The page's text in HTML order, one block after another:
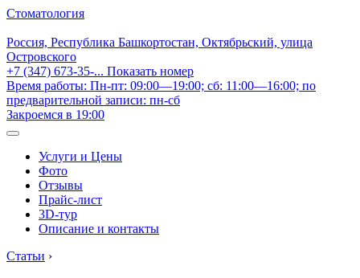
Стоматология
Россия, Республика Башкортостан, Октябрьский, улица
Островского
+7 (347) 673-35-... Показать номер
Время работы: Пн-пт: 09:00—19:00; сб: 11:00—16:00; по
предварительной записи: пн-сб
Закроемся в 19:00
Услуги и Цены
Фото
Отзывы
Прайс-лист
3D-тур
Описание и контакты
Статьи ›